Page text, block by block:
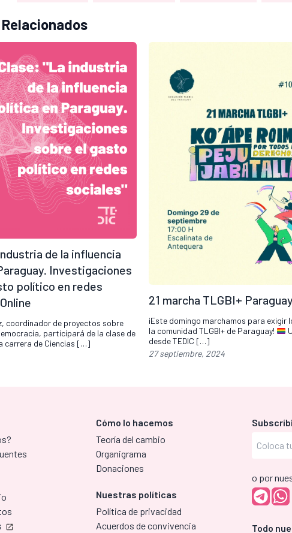
de la influencia
Investigaciones
político en redes
coordinador de proyectos sobre
participará de la clase de
carrera de Ciencias […]
21 marcha TLGBI+ Paraguay
¡Este domingo marchamos para exigir
la comunidad TLGBI+ de Paraguay!
desde TEDIC […]
27 septiembre, 2024
Cómo lo hacemos
Teoría del cambio
Organigrama
Donaciones
Nuestras políticas
Política de privacidad
Acuerdos de convivencia
o por
Todo